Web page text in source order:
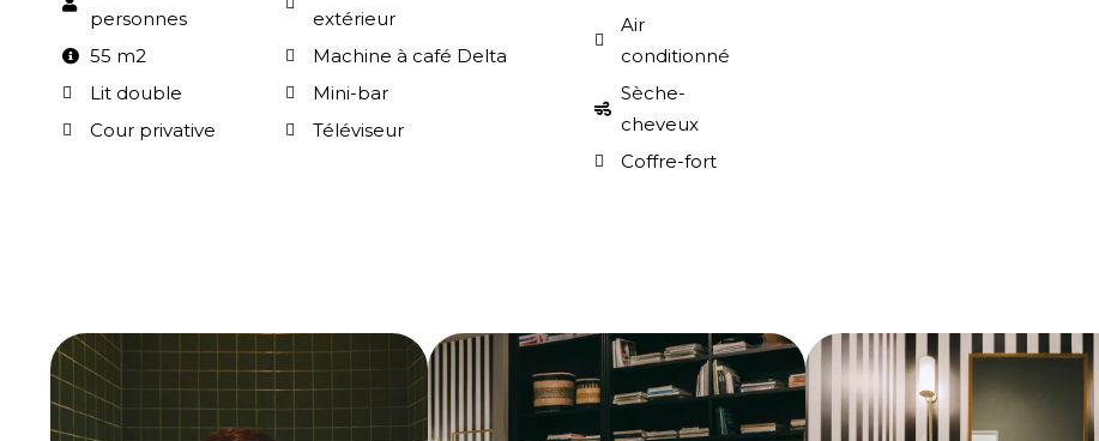
personnes
55 m2
Lit double
Cour privative
extérieur
Machine à café Delta
Mini-bar
Téléviseur
Air
conditionné
Sèche-
cheveux
Coffre-fort